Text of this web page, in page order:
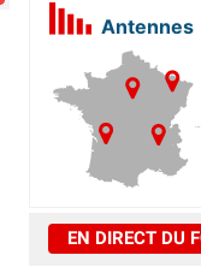
Antennes
EN DIRECT DU